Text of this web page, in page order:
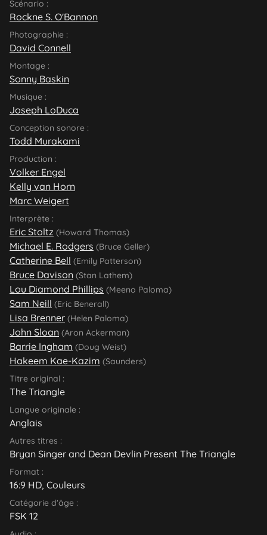
Scénario :
Rockne S. O'Bannon
Photographie :
David Connell
Montage :
Sonny Baskin
Musique :
Joseph LoDuca
Conception sonore :
Todd Murakami
Production :
Volker Engel
Kelly van Horn
Marc Weigert
Interprète :
Eric Stoltz (Howard Thomas)
Michael E. Rodgers (Bruce Geller)
Catherine Bell (Emily Patterson)
Bruce Davison (Stan Lathem)
Lou Diamond Phillips (Meeno Paloma)
Sam Neill (Eric Benerall)
Lisa Brenner (Helen Paloma)
John Sloan (Aron Ackerman)
Barrie Ingham (Doug Weist)
Hakeem Kae-Kazim (Saunders)
Titre original :
The Triangle
Langue originale :
Anglais
Autres titres :
Bryan Singer and Dean Devlin Present The Triangle
Format :
16:9 HD, Couleurs
Catégorie d'âge :
FSK 12